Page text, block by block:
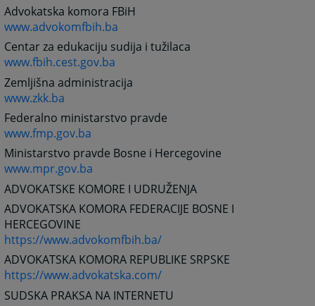
Advokatska komora FBiH
www.advokomfbih.ba
Centar za edukaciju sudija i tužilaca
www.fbih.cest.gov.ba
Zemljišna administracija
www.zkk.ba
Federalno ministarstvo pravde
www.fmp.gov.ba
Ministarstvo pravde Bosne i Hercegovine
www.mpr.gov.ba
ADVOKATSKE KOMORE I UDRUŽENJA
ADVOKATSKA KOMORA FEDERACIJE BOSNE I
HERCEGOVINE
https://www.advokomfbih.ba/
ADVOKATSKA KOMORA REPUBLIKE SRPSKE
https://www.advokatska.com/
SUDSKA PRAKSA NA INTERNETU